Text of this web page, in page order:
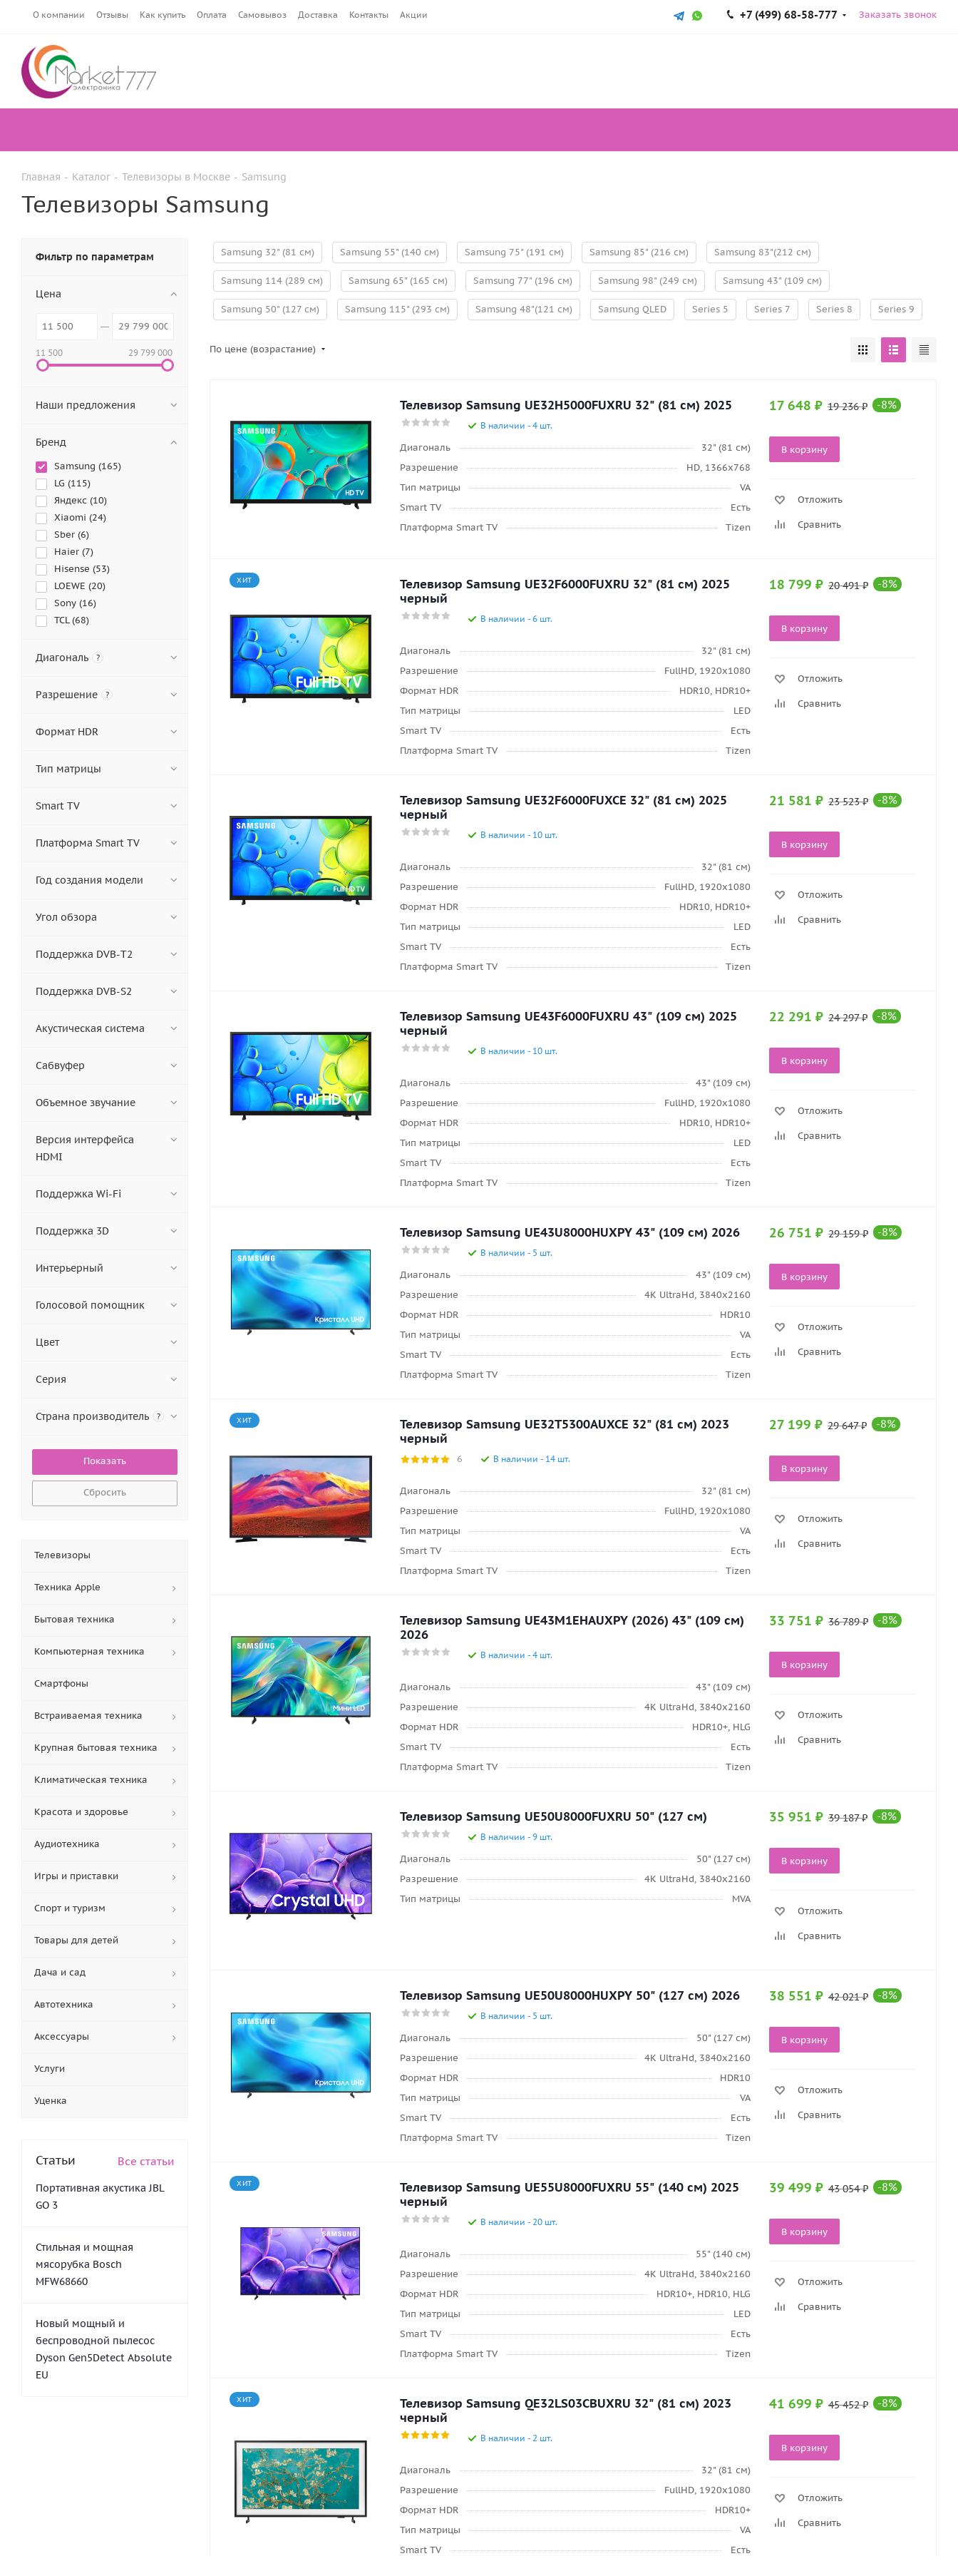
О компании Отзывы Как купить Оплата Самовывоз Доставка Контакты Акции +7 (499) 68-58-777 Заказать звонок
Главная - Каталог - Телевизоры в Москве - Samsung
Телевизоры Samsung
Samsung 32" (81 см) Samsung 55" (140 см) Samsung 75" (191 см) Samsung 85" (216 см) Samsung 83"(212 см)
Samsung 114 (289 см) Samsung 65" (165 см) Samsung 77" (196 см) Samsung 98" (249 см) Samsung 43" (109 см)
Samsung 50" (127 см) Samsung 115" (293 см) Samsung 48"(121 см) Samsung QLED Series 5 Series 7 Series 8 Series 9
По цене (возрастание)
Телевизор Samsung UE32H5000FUXRU 32" (81 см) 2025
В наличии - 4 шт.
Диагональ
32" (81 см)
Разрешение
HD, 1366x768
Тип матрицы
VA
Smart TV
Есть
Платформа Smart TV
Tizen
17 648 ₽ 19 236₽ -8%
В корзину
Отложить
Сравнить
ХИТ
Телевизор Samsung UE32F6000FUXRU 32" (81 см) 2025
черный
В наличии - 6 шт.
Диагональ
32" (81 см)
Разрешение
FullHD, 1920х1080
Формат HDR
HDR10, HDR10+
Тип матрицы
LED
Smart TV
Есть
Платформа Smart TV
Tizen
18 799 ₽ 20 491₽ -8%
В корзину
Отложить
Сравнить
Телевизор Samsung UE32F6000FUXCE 32" (81 см) 2025
черный
В наличии - 10 шт.
Диагональ
32" (81 см)
Разрешение
FullHD, 1920х1080
Формат HDR
HDR10, HDR10+
Тип матрицы
LED
Smart TV
Есть
Платформа Smart TV
Tizen
21 581 ₽ 23 523₽ -8%
В корзину
Отложить
Сравнить
Телевизор Samsung UE43F6000FUXRU 43" (109 см) 2025
черный
В наличии - 10 шт.
Диагональ
43" (109 см)
Разрешение
FullHD, 1920х1080
Формат HDR
HDR10, HDR10+
Тип матрицы
LED
Smart TV
Есть
Платформа Smart TV
Tizen
22 291 ₽ 24 297₽ -8%
В корзину
Отложить
Сравнить
Телевизор Samsung UE43U8000HUXPY 43" (109 см) 2026
В наличии - 5 шт.
Диагональ
43" (109 см)
Разрешение
4K UltraHd, 3840х2160
Формат HDR
HDR10
Тип матрицы
VA
Smart TV
Есть
Платформа Smart TV
Tizen
26 751 ₽ 29 159₽ -8%
В корзину
Отложить
Сравнить
ХИТ
Телевизор Samsung UE32T5300AUXCE 32" (81 см) 2023
черный
6 В наличии - 14 шт.
Диагональ
32" (81 см)
Разрешение
FullHD, 1920х1080
Тип матрицы
VA
Smart TV
Есть
Платформа Smart TV
Tizen
27 199 ₽ 29 647₽ -8%
В корзину
Отложить
Сравнить
Телевизор Samsung UE43M1EHAUXPY (2026) 43" (109 см)
2026
В наличии - 4 шт.
Диагональ
43" (109 см)
Разрешение
4K UltraHd, 3840х2160
Формат HDR
HDR10+, HLG
Smart TV
Есть
Платформа Smart TV
Tizen
33 751 ₽ 36 789₽ -8%
В корзину
Отложить
Сравнить
Телевизор Samsung UE50U8000FUXRU 50" (127 см)
В наличии - 9 шт.
Диагональ
50" (127 см)
Разрешение
4K UltraHd, 3840х2160
Тип матрицы
MVA
35 951 ₽ 39 187₽ -8%
В корзину
Отложить
Сравнить
Телевизор Samsung UE50U8000HUXPY 50" (127 см) 2026
В наличии - 5 шт.
Диагональ
50" (127 см)
Разрешение
4K UltraHd, 3840х2160
Формат HDR
HDR10
Тип матрицы
VA
Smart TV
Есть
Платформа Smart TV
Tizen
38 551 ₽ 42 021₽ -8%
В корзину
Отложить
Сравнить
ХИТ
Телевизор Samsung UE55U8000FUXRU 55" (140 см) 2025
черный
В наличии - 20 шт.
Диагональ
55" (140 см)
Разрешение
4K UltraHd, 3840х2160
Формат HDR
HDR10+, HDR10, HLG
Тип матрицы
LED
Smart TV
Есть
Платформа Smart TV
Tizen
39 499 ₽ 43 054₽ -8%
В корзину
Отложить
Сравнить
ХИТ
Телевизор Samsung QE32LS03CBUXRU 32" (81 см) 2023
черный
В наличии - 2 шт.
Диагональ
32" (81 см)
Разрешение
FullHD, 1920х1080
Формат HDR
HDR10+
Тип матрицы
VA
Smart TV
Есть
41 699 ₽ 45 452₽ -8%
В корзину
Отложить
Сравнить
Фильтр по параметрам
Цена
11 500 29 799 000
Наши предложения
Бренд
Samsung (165)
LG (115)
Яндекс (10)
Xiaomi (24)
Sber (6)
Haier (7)
Hisense (53)
LOEWE (20)
Sony (16)
TCL (68)
Диагональ ?
Разрешение ?
Формат HDR
Тип матрицы
Smart TV
Платформа Smart TV
Год создания модели
Угол обзора
Поддержка DVB-T2
Поддержка DVB-S2
Акустическая система
Сабвуфер
Объемное звучание
Версия интерфейса
HDMI
Поддержка Wi-Fi
Поддержка 3D
Интерьерный
Голосовой помощник
Цвет
Серия
Страна производитель ?
Сбросить
Телевизоры
Техника Apple
Бытовая техника
Компьютерная техника
Смартфоны
Встраиваемая техника
Крупная бытовая техника
Климатическая техника
Красота и здоровье
Аудиотехника
Игры и приставки
Спорт и туризм
Товары для детей
Дача и сад
Автотехника
Аксессуары
Услуги
Уценка
Статьи Все статьи
Портативная акустика JBL
GO 3
Стильная и мощная
мясорубка Bosch
MFW68660
Новый мощный и
беспроводной пылесос
Dyson Gen5Detect Absolute
EU